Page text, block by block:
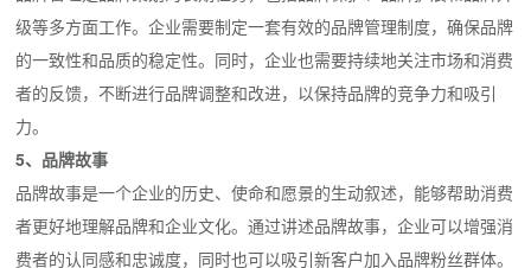
级等多方面工作。企业需要制定一套有效的品牌管理制度，确保品牌
的一致性和品质的稳定性。同时，企业也需要持续地关注市场和消费
者的反馈，不断进行品牌调整和改进，以保持品牌的竞争力和吸引
力。
5、品牌故事
品牌故事是一个企业的历史、使命和愿景的生动叙述，能够帮助消费
者更好地理解品牌和企业文化。通过讲述品牌故事，企业可以增强消
费者的认同感和忠诚度，同时也可以吸引新客户加入品牌粉丝群体。